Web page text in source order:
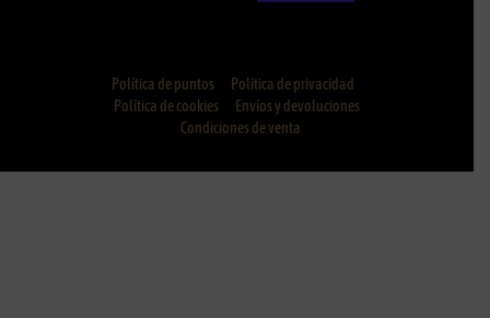
Política de puntos
Política de privacidad
Política de cookies
Envíos y devoluciones
Condiciones de venta